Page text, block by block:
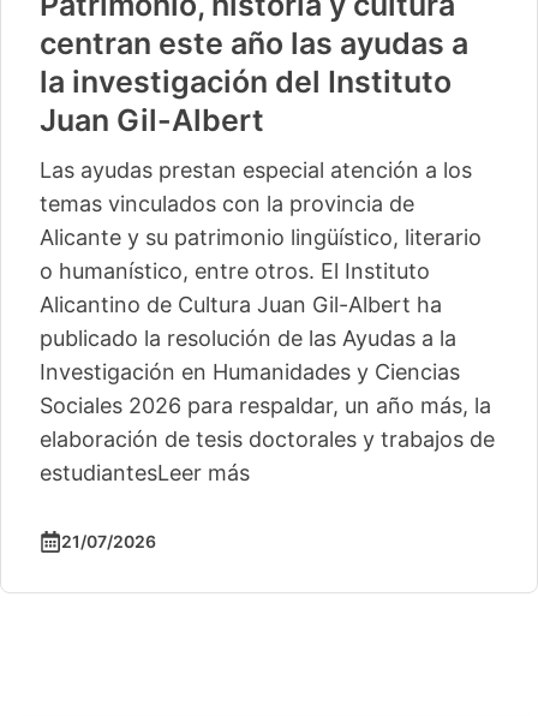
centran este año las ayudas a
la investigación del Instituto
Juan Gil-Albert
Las ayudas prestan especial atención a los
temas vinculados con la provincia de
Alicante y su patrimonio lingüístico, literario
o humanístico, entre otros. El Instituto
Alicantino de Cultura Juan Gil-Albert ha
publicado la resolución de las Ayudas a la
Investigación en Humanidades y Ciencias
Sociales 2026 para respaldar, un año más, la
elaboración de tesis doctorales y trabajos de
estudiantesLeer más
21/07/2026